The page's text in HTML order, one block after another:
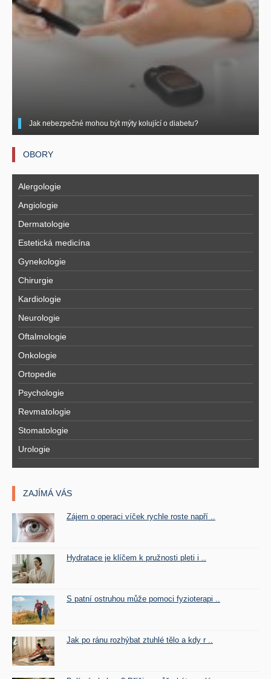
Jak nebezpečné mohou být mýty kolující o diabetu?
OBORY
Alergologie
Angiologie
Dermatologie
Estetická medicína
Gynekologie
Chirurgie
Kardiologie
Neurologie
Oftalmologie
Onkologie
Ortopedie
Psychologie
Revmatologie
Stomatologie
Urologie
ZAJÍMÁ VÁS
Zájem o operaci víček rychle roste napří ..
Hydratace je klíčem k pružnosti pleti i ..
S patní ostruhou může pomoci fyzioterapi ..
Jak po ránu rozhýbat ztuhlé tělo a kdy r ..